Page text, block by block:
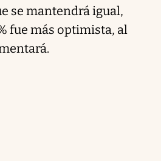
se mantendrá igual,
fue más optimista, al